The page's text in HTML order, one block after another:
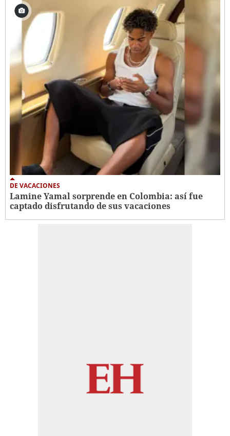
DE VACACIONES
Lamine Yamal sorprende en Colombia: así fue
captado disfrutando de sus vacaciones